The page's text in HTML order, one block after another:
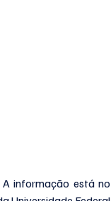
informação está no